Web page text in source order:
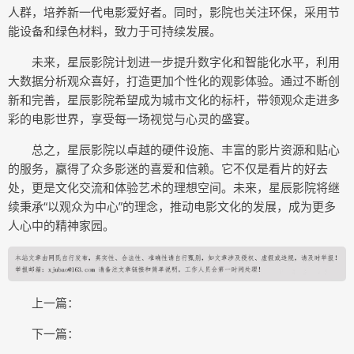
人群，培养新一代电影爱好者。同时，影院也关注环保，采用节
能设备和绿色材料，致力于可持续发展。
未来，星辰影院计划进一步提升数字化和智能化水平，利用
大数据分析观众喜好，打造更加个性化的观影体验。通过不断创
新和完善，星辰影院希望成为城市文化的标杆，带领观众走进多
彩的电影世界，享受每一场视觉与心灵的盛宴。
总之，星辰影院以卓越的硬件设施、丰富的影片资源和贴心
的服务，赢得了众多影迷的喜爱和信赖。它不仅是看片的好去
处，更是文化交流和体验艺术的理想空间。未来，星辰影院将继
续秉承“以观众为中心”的理念，推动电影文化的发展，成为更多
人心中的精神家园。
上一篇：
下一篇：